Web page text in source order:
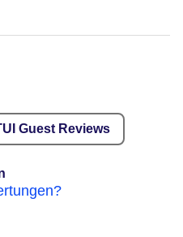
Guest Reviews